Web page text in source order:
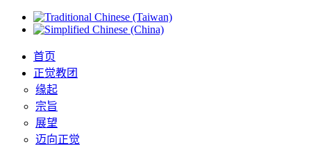
首页
正觉教团
缘起
宗旨
展望
迈向正觉